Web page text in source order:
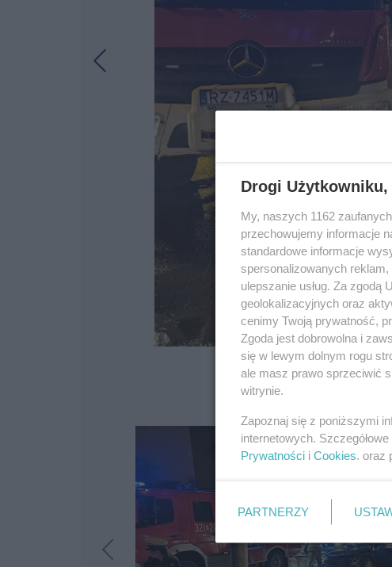
Drogi Użytkowniku,
My, naszych 1162
przechowujemy informacje
standardowe informacje
spersonalizowanych
ulepszanie usług. Za zgodą
geolokalizacyjnych oraz
cenimy Twoją prywatność,
Zgoda jest dobrowolna i
się w lewym dolnym rogu
ale masz prawo sprzeciwić
witrynie.
Zapoznaj się z poniższymi
internetowych.
Prywatności i Cookies. oraz
PARTNERZY